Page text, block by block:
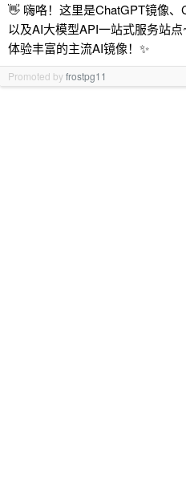
👋 嗨咯！这里是ChatGPT镜像、
以及AI大模型API一站式服务站
体验丰富的主流AI镜像！✨
Promoted byfrostpg11